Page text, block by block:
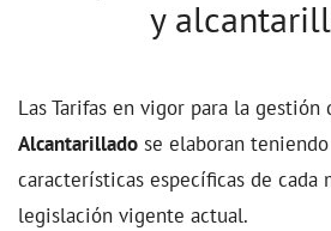
y
Las Tarifas en vigor para la gestión
Alcantarillado se elaboran
características específicas de cada
legislación vigente actual.